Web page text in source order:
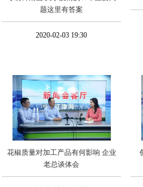
题这里有答案
2020-02-03 19:30
花椒质量对加工产品有何影响 企业
老总谈体会